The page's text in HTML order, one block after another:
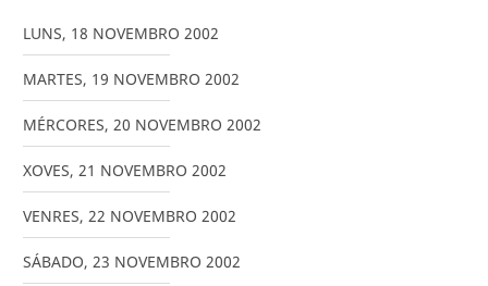
LUNS, 18 NOVEMBRO 2002
MARTES, 19 NOVEMBRO 2002
MÉRCORES, 20 NOVEMBRO 2002
XOVES, 21 NOVEMBRO 2002
VENRES, 22 NOVEMBRO 2002
SÁBADO, 23 NOVEMBRO 2002